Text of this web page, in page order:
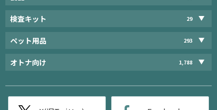
検査キット 29
ペット用品 293
オトナ向け 1,788